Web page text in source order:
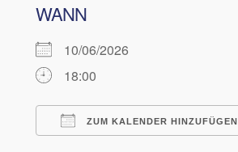
WANN
10/06/2026
18:00
ZUM KALENDER HINZUFÜGEN